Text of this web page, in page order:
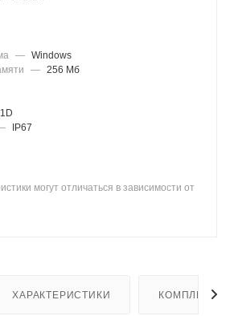
— Windows
— 256 Мб
1D
IP67
могут отличаться в зависимости от
ХАРАКТЕРИСТИКИ